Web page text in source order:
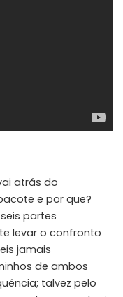
atrás do
e por que?
partes
levar o confronto
jamais
de ambos
talvez pelo